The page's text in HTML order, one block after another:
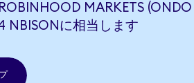
MARKETS (ONDO
NBISONに相当します